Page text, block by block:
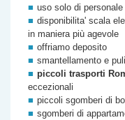
uso solo di
disponibilita' scala
in maniera più agevole
offriamo deposito
smantellamento e
piccoli trasporti
eccezionali
piccoli sgomberi di
sgomberi di